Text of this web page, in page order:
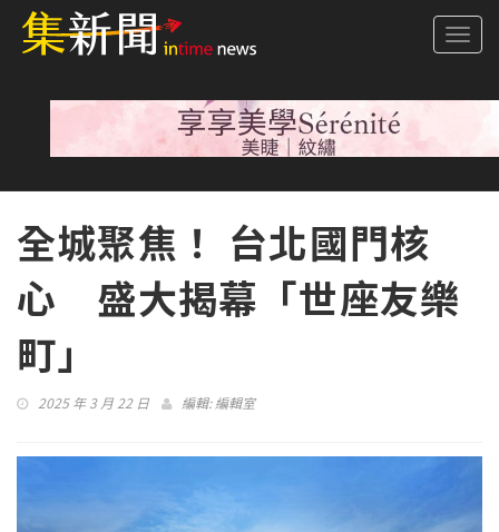
全城聚焦！ 台北國門核
心 盛大揭幕「世座友樂
町」
2025 年 3 月 22 日 編輯:編輯室